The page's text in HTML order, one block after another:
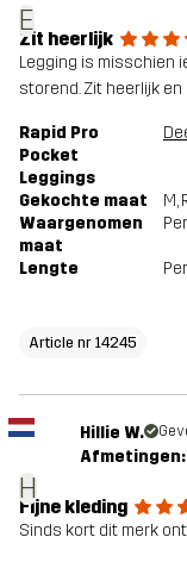
E
Zit heerlijk
Legging is misschien
storend. Zit heerlijk en
Rapid Pro
Pocket
Leggings
Gekochte maat M,
Waargenomen
maat
Lengte
Article nr 14245
H
Hillie W.
Afmetingen:
Fijne kleding
Sinds kort dit merk